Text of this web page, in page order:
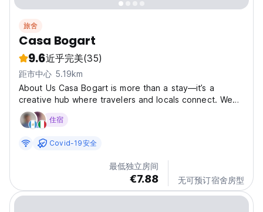
旅舍
Casa Bogart
9.6近乎完美(35)
距市中心 5.19km
About Us Casa Bogart is more than a stay—it’s a
creative hub where travelers and locals connect. We
offer private studios, rooms with ensuite bathrooms,
and a rooftop coworking lounge with city views. Join
住宿
Covid-19安全
最低独立房间
€7.88 无可预订宿舍房型